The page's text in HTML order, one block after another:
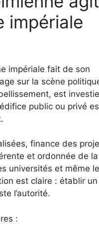
impériale
impériale fait de son
sur la scène
est investie
public ou privé
finance des
et ordonnée de
universités et même
est claire : établir
l’autorité.
: